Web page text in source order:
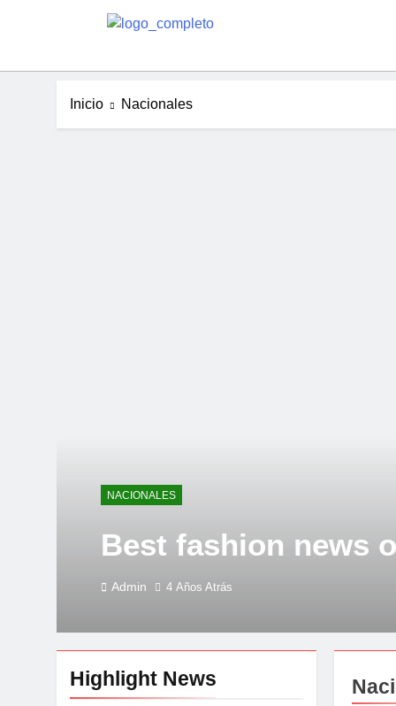
Inicio Nacionales
NACIONALES
Best fashion news
Admin 4 Años Atrás
Highlight News